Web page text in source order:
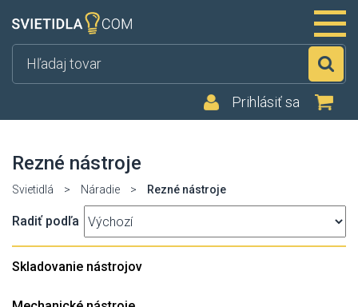
Prihlásiť sa
Rezné nástroje
Svietidlá > Náradie > Rezné nástroje
Radiť podľa
Skladovanie nástrojov